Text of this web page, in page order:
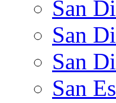
San
San
San
San